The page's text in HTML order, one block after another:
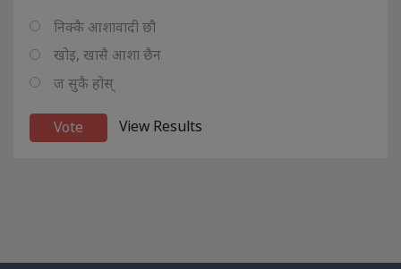
निक्कै आशावादी छौ
खोइ, खासै आशा छैन
ज सुकै होस्
View Results